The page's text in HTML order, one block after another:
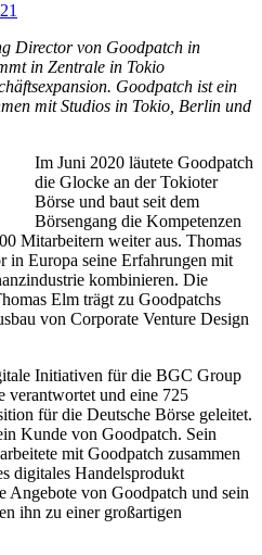
Director von Goodpatch in
in Zentrale in Tokio
Goodpatch ist ein
mit Studios in Tokio, Berlin und
Im Juni 2020 läutete Goodpatch
die Glocke an der Tokioter
Börse und baut seit dem
Börsengang die Kompetenzen
Mitarbeitern weiter aus. Thomas
Europa seine Erfahrungen mit
kombinieren. Die
Elm trägt zu Goodpatchs
von Corporate Venture Design
Initiativen für die BGC Group
verantwortet und eine 725
für die Deutsche Börse geleitet.
Kunde von Goodpatch. Sein
mit Goodpatch zusammen
digitales Handelsprodukt
Angebote von Goodpatch und sein
ihn zu einer großartigen